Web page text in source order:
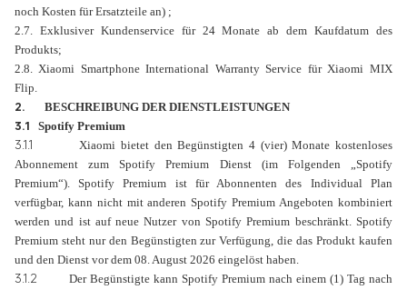
noch Kosten für Ersatzteile an) ;
2.7. Exklusiver Kundenservice für 24 Monate ab dem Kaufdatum des
Produkts;
2.8. Xiaomi Smartphone International Warranty Service für Xiaomi MIX
Flip.
2. BESCHREIBUNG DERDIENSTLEISTUNGEN
3.1 Spotify Premium
3.1.1
Xiaomi bietet den Begünstigten 4 (vier) Monate kostenloses
Abonnement zum Spotify Premium Dienst (im Folgenden „Spotify
Premium“). Spotify Premium ist für Abonnenten des Individual Plan
verfügbar, kann nicht mit anderen Spotify Premium Angeboten kombiniert
werden und ist auf neue Nutzer von Spotify Premium beschränkt. Spotify
Premium steht nur den Begünstigten zur Verfügung, die das Produkt kaufen
und den Dienst vor dem 08. August 2026 eingelöst haben.
3.1.2
Der Begünstigte kann Spotify Premium nach einem (1) Tag nach